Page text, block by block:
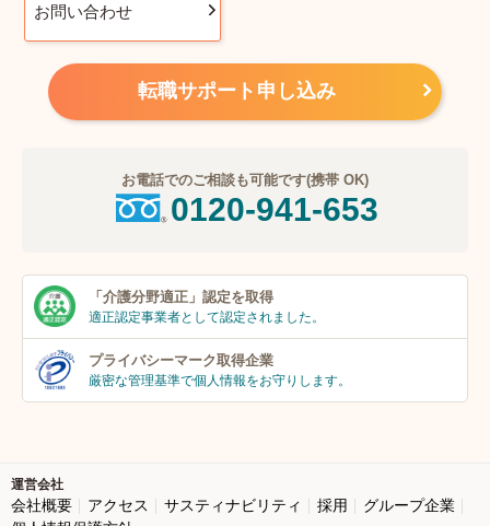
お問い合わせ
転職サポート申し込み
お電話でのご相談も可能です(携帯 OK)
0120-941-653
「介護分野適正」 認定を取得
適正認定事業者として認定されました。
プライバシーマーク取得企業
厳密な管理基準で個人情報をお守りします。
運営会社
会社概要 アクセス サスティナビリティ 採用
グループ企業